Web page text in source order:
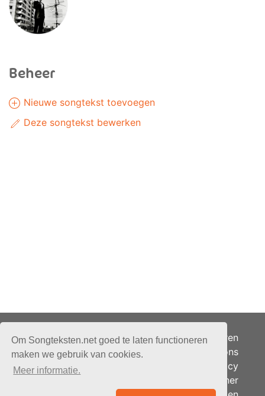
Om Songteksten.net goed te laten functioneren
maken we gebruik van cookies.
Meer informatie.
Beheer
Nieuwe songtekst toevoegen
Deze songtekst bewerken
Adverteren
Over ons
Je privacy
Partner